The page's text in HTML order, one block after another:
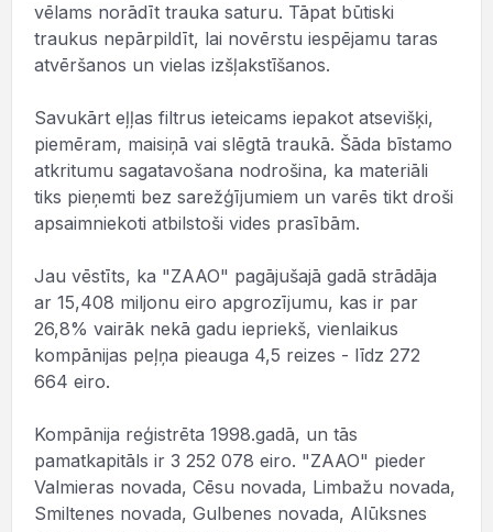
vēlams norādīt trauka saturu. Tāpat būtiski
traukus nepārpildīt, lai novērstu iespējamu taras
atvēršanos un vielas izšļakstīšanos.
Savukārt eļļas filtrus ieteicams iepakot atsevišķi,
piemēram, maisiņā vai slēgtā traukā. Šāda bīstamo
atkritumu sagatavošana nodrošina, ka materiāli
tiks pieņemti bez sarežģījumiem un varēs tikt droši
apsaimniekoti atbilstoši vides prasībām.
Jau vēstīts, ka "ZAAO" pagājušajā gadā strādāja
ar 15,408 miljonu eiro apgrozījumu, kas ir par
26,8% vairāk nekā gadu iepriekš, vienlaikus
kompānijas peļņa pieauga 4,5 reizes - līdz 272
664 eiro.
Kompānija reģistrēta 1998.gadā, un tās
pamatkapitāls ir 3 252 078 eiro. "ZAAO" pieder
Valmieras novada, Cēsu novada, Limbažu novada,
Smiltenes novada, Gulbenes novada, Alūksnes